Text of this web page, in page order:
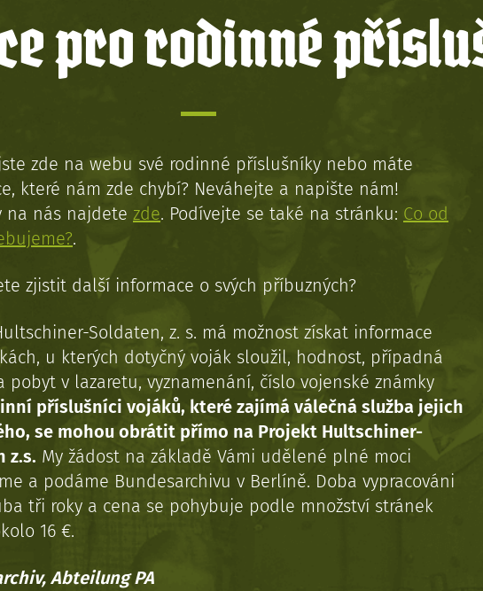
pro rodinné
zde na webu své rodinné příslušníky nebo máte
které nám zde chybí? Neváhejte a napište nám!
na nás najdete zde. Podívejte se také na stránku: Co od
.
zjistit další informace o svých příbuzných?
Soldaten, z. s. má možnost získat informace
u kterých dotyčný voják sloužil, hodnost, případná
pobyt v lazaretu, vyznamenání, číslo vojenské známky
příslušníci vojáků, které zajímá válečná služba jejich
se mohou obrátit přímo na Projekt Hultschiner-
z.s. My žádost na základě Vámi udělené plné moci
a podáme Bundesarchivu v Berlíně. Doba vypracováni
tři roky a cena se pohybuje podle množství stránek
16 €.
Abteilung PA